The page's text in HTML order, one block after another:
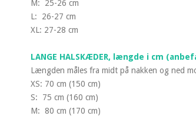
M: 25-26 cm
L: 26-27 cm
XL: 27-28 cm
LANGE HALSKÆDER, længde i cm
Længden måles fra midt på nakken og ned
XS: 70 cm (150 cm)
S: 75 cm (160 cm)
M: 80 cm (170 cm)